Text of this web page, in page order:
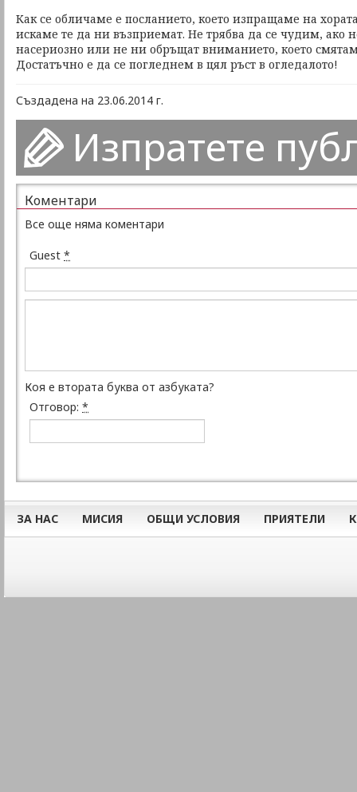
Как се обличаме е посланието, което изпращаме на
искаме те да ни възприемат. Не трябва да се чудим, ако
насериозно или не ни обръщат вниманието, което
Достатъчно е да се погледнем в цял ръст в огледалото!
Създадена на 23.06.2014 г.
Изпратете
Коментари
Все още няма коментари
Guest *
Коя е втората буква от азбуката?
Отговор: *
ЗА НАС МИСИЯ ОБЩИ УСЛОВИЯ ПРИЯТЕЛИ